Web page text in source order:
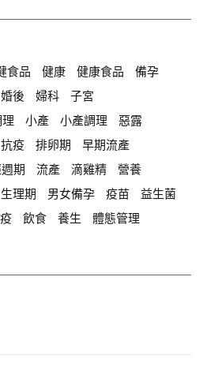
食品 健康 健康食品
備孕
婚後 婦科
子宮
小產 小產調理
惡露
抗疫 排卵期
早期流產
期 流產 滴雞精
營養
生理期 男女備孕 疫苗
益生菌
飲食 養生 體態管理